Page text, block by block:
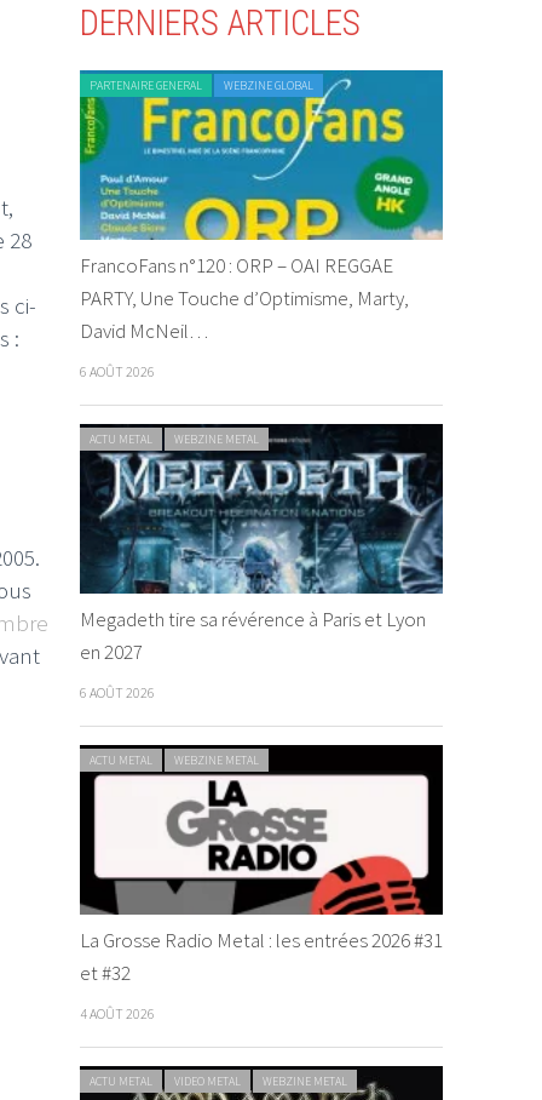
28
ci-
:
DERNIERS ARTICLES
PARTENAIRE GENERAL WEBZINE GLOBAL
FrancoFans n°120 : ORP – OAI REGGAE
PARTY, Une Touche d’Optimisme, Marty,
David McNeil…
6 AOÛT 2026
ACTU METAL WEBZINE METAL
Megadeth tire sa révérence à Paris et Lyon
en 2027
6 AOÛT 2026
ACTU METAL WEBZINE METAL
La Grosse Radio Metal : les entrées 2026 #31
et #32
4 AOÛT 2026
ACTU METAL VIDEO METAL WEBZINE METAL